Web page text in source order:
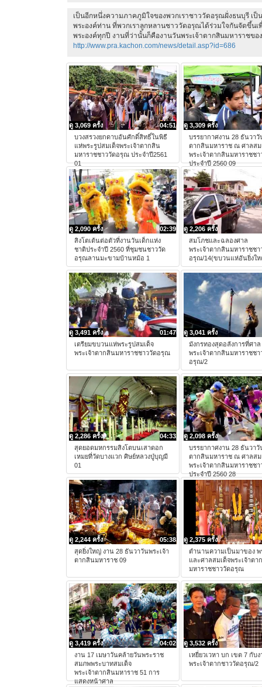
เป็นอีกหนึ่งความภาคภูมิใจของพวกเราชาววัดอรุณฝั่งธนบุรี เป็
พระองค์ท่าน ที่พวกเราลูกหลานชาววัดอรุณได้ร่วมใจกันจัดขึ้นเ
พระองค์ทุกปี งานที่ว่านั้นก็คืองานวันพระเจ้าตากสินมหาราชขอ
http://www.pra.kachon.com/news/detail.asp?id=686
04:51
ดู 3,069 ครั้ง
บวงสรวงยกดาบอันศักดิ์สิทธิ์ในพิธี
แห่พระรูปสมเด็จพระเจ้าตากสิน
มหาราชชาววัดอรุณ ประจำปี2561
01
ดู 3,309 ครั้ง
บรรยากาศงาน 28 ธันวาวั
ตากสินมหาราช ณ ศาลสม
พระเจ้าตากสินมหาราชช
ประจำปี 2560 09
02:39
ดู 2,090 ครั้ง
สิงโตเต้นต่อตัวที่งานวันเด็กแห่ง
ชาติประจำปี 2560 ที่ชุมชนชาววัด
อรุณลานมะขามบ้านหม้อ 1
ดู 2,206 ครั้ง
สมโภชและฉลองศาล
พระเจ้าตากสินมหาราชชา
อรุณ/14(ขบวนแห่อันยิ่งใ
01:47
ดู 3,491 ครั้ง
เตรียมขบวนแห่พระรูปสมเด็จ
พระเจ้าตากสินมหาราชชาววัดอรุณ
ดู 3,041 ครั้ง
มังกรทองสุดอลังการที่ศาล
พระเจ้าตากสินมหาราชชา
อรุณ/2
04:33
ดู 2,286 ครั้ง
สุดยอดมหกรรมสิงโตบนเสาดอก
เหมยที่วัดบางแวก ศิษย์หลวงปู่บุญมี
01
ดู 2,098 ครั้ง
บรรยากาศงาน 28 ธันวาวั
ตากสินมหาราช ณ ศาลสม
พระเจ้าตากสินมหาราชช
ประจำปี 2560 28
05:38
ดู 2,244 ครั้ง
สุดยิ่งใหญ่ งาน 28 ธันวาวันพระเจ้า
ตากสินมหาราช 09
ดู 2,375 ครั้ง
ตำนานความเป็นมาของ พ
และศาลสมเด็จพระเจ้าตา
มหาราชชาววัดอรุณ
04:02
ดู 3,419 ครั้ง
งาน 17 เมษาวันคล้ายวันพระราช
สมภพพระบาทสมเด็จ
พระเจ้าตากสินมหาราช 51 การ
แสดงหน้าศาล
ดู 3,532 ครั้ง
เหยี่ยวเวหา บก เขต 7 กับ
พระเจ้าตากชาววัดอรุณ/2